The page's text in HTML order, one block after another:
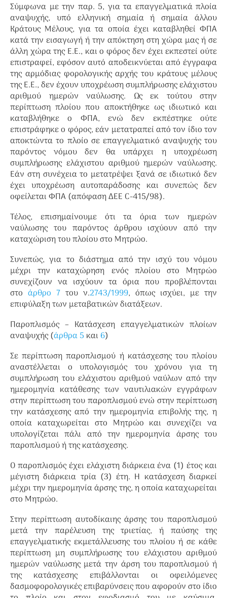
Σύμφωνα με την παρ. 5, για τα επαγγελματικά πλοία
αναψυχής, υπό ελληνική σημαία ή σημαία άλλου
Κράτους Μέλους, για τα οποία έχει καταβληθεί ΦΠΑ
κατά την εισαγωγή ή την απόκτηση στη χώρα μας ή σε
άλλη χώρα της Ε.Ε., και ο φόρος δεν έχει εκπεστεί ούτε
επιστραφεί, εφόσον αυτό αποδεικνύεται από έγγραφα
της αρμόδιας φορολογικής αρχής του κράτους μέλους
της Ε.Ε., δεν έχουν υποχρέωση συμπλήρωσης ελάχιστου
αριθμού ημερών ναύλωσης. Ως εκ τούτου στην
περίπτωση πλοίου που αποκτήθηκε ως ιδιωτικό και
καταβλήθηκε ο ΦΠΑ, ενώ δεν εκπέστηκε ούτε
επιστράφηκε ο φόρος, εάν μετατραπεί από τον ίδιο τον
αποκτώντα το πλοίο σε επαγγελματικό αναψυχής του
παρόντος νόμου δεν θα υπάρχει η υποχρέωση
συμπλήρωσης ελάχιστου αριθμού ημερών ναύλωσης.
Εάν στη συνέχεια το μετατρέψει ξανά σε ιδιωτικό δεν
έχει υποχρέωση αυτοπαράδοσης και συνεπώς δεν
οφείλεται ΦΠΑ (απόφαση ΔΕΕ C-415/98).
Τέλος, επισημαίνουμε ότι τα όρια των ημερών
ναύλωσης του παρόντος άρθρου ισχύουν από την
καταχώριση του πλοίου στο Μητρώο.
Συνεπώς, για το διάστημα από την ισχύ του νόμου
μέχρι την καταχώρηση ενός πλοίου στο Μητρώο
συνεχίζουν να ισχύουν τα όρια που προβλέπονται
στο άρθρο 7 του ν.2743/1999, όπως ισχύει, με την
επιφύλαξη των μεταβατικών διατάξεων.
Παροπλισμός – Κατάσχεση επαγγελματικών πλοίων
αναψυχής (άρθρα 5και 6)
Σε περίπτωση παροπλισμού ή κατάσχεσης του πλοίου
αναστέλλεται ο υπολογισμός του χρόνου για τη
συμπλήρωση του ελάχιστου αριθμού ναύλων από την
ημερομηνία κατάθεσης των ναυτιλιακών εγγράφων
στην περίπτωση του παροπλισμού ενώ στην περίπτωση
την κατάσχεσης από την ημερομηνία επιβολής της, η
οποία καταχωρείται στο Μητρώο και συνεχίζει να
υπολογίζεται πάλι από την ημερομηνία άρσης του
παροπλισμού ή της κατάσχεσης.
Ο παροπλισμός έχει ελάχιστη διάρκεια ένα (1) έτος και
μέγιστη διάρκεια τρία (3) έτη. Η κατάσχεση διαρκεί
μέχρι την ημερομηνία άρσης της, η οποία καταχωρείται
στο Μητρώο.
Στην περίπτωση αυτοδίκαιης άρσης του παροπλισμού
μετά την παρέλευση της τριετίας, ή παύσης της
επαγγελματικής εκμετάλλευσης του πλοίου ή σε κάθε
περίπτωση μη συμπλήρωσης του ελάχιστου αριθμού
ημερών ναύλωσης μετά την άρση του παροπλισμού ή
της κατάσχεσης επιβάλλονται οι οφειλόμενες
δασμοφορολογικές επιβαρύνσεις που αφορούν στο ίδιο